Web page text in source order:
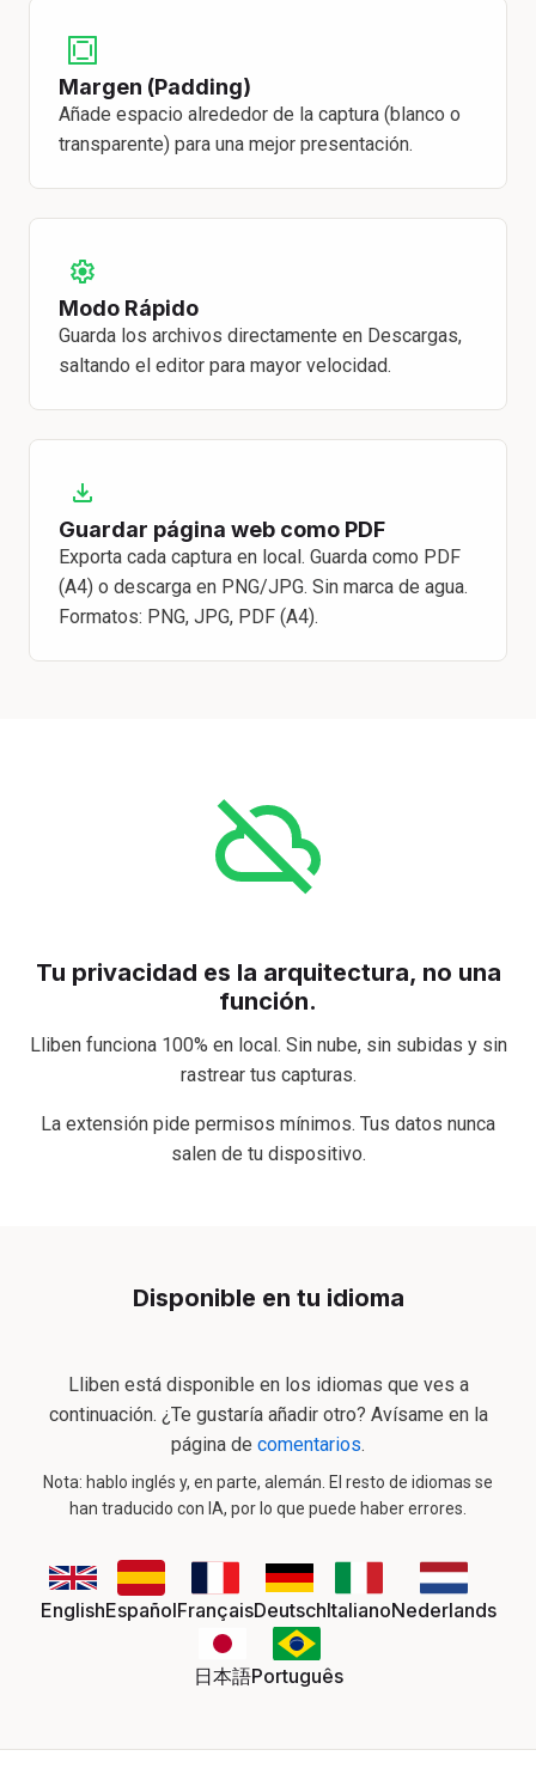
Margen (Padding)
Añade espacio alrededor de la captura (blanco o
transparente) para una mejor presentación.
Modo Rápido
Guarda los archivos directamente en Descargas,
saltando el editor para mayor velocidad.
Guardar página web como PDF
Exporta cada captura en local. Guarda como PDF
(A4) o descarga en PNG/JPG. Sin marca de agua.
Formatos: PNG, JPG, PDF (A4).
Tu privacidad es la arquitectura, no una
función.
Lliben funciona 100% en local. Sin nube, sin subidas y sin
rastrear tus capturas.
La extensión pide permisos mínimos. Tus datos nunca
salen de tu dispositivo.
Disponible en tu idioma
Lliben está disponible en los idiomas que ves a
continuación. ¿Te gustaría añadir otro? Avísame en la
página de comentarios.
Nota: hablo inglés y, en parte, alemán. El resto de idiomas se
han traducido con IA, por lo que puede haber errores.
EnglishEspañolFrançaisDeutschItalianoNederlands
日本語Português